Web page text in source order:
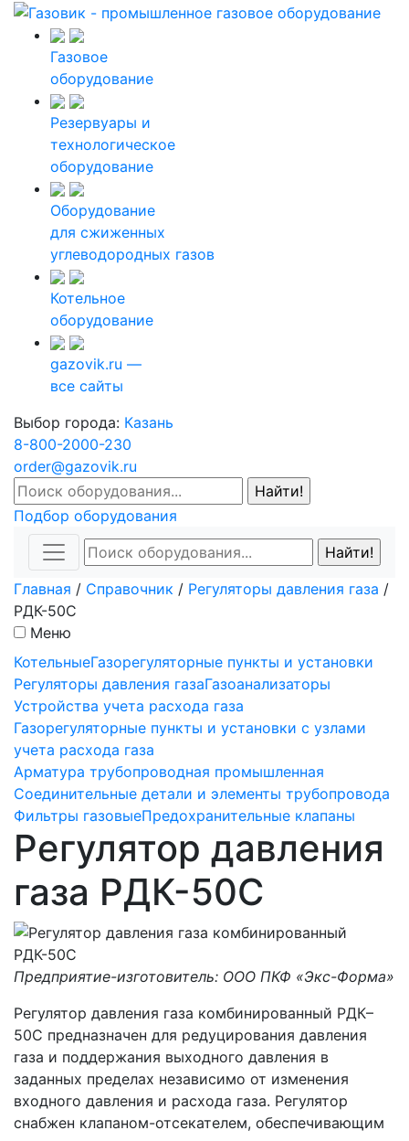
Газовое
оборудование
Резервуары и
технологическое
оборудование
Оборудование
для сжиженных
углеводородных газов
Котельное
оборудование
gazovik.ru —
все сайты
Выбор города: Казань
8-800-2000-230
order@gazovik.ru
Подбор оборудования
Главная / Справочник / Регуляторы давления газа /
РДК-50С
Меню
КотельныеГазорегуляторные пункты и установки
Регуляторы давления газаГазоанализаторы
Устройства учета расхода газа
Газорегуляторные пункты и установки с узлами
учета расхода газа
Арматура трубопроводная промышленная
Соединительные детали и элементы трубопровода
Фильтры газовыеПредохранительные клапаны
Регулятор давления
газа РДК-50С
Предприятие-изготовитель: ООО ПКФ «Экс-Форма»
Регулятор давления газа комбинированный РДК–
50C предназначен для редуцирования давления
газа и поддержания выходного давления в
заданных пределах независимо от изменения
входного давления и расхода газа. Регулятор
снабжен клапаном-отсекателем, обеспечивающим